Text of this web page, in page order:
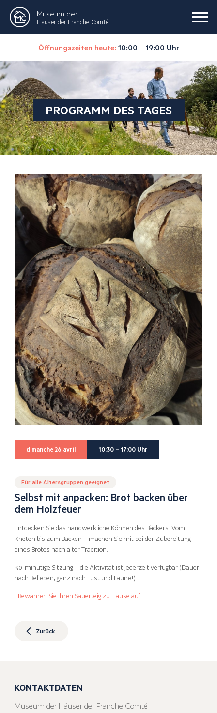
Museum der
Häuser der Franche-Comté
Öffnungszeiten heute: 10:00 – 19:00 Uhr
PROGRAMM DES TAGES
dimanche 26 avril 10:30 – 17:00 Uhr
Für alle Altersgruppen geeignet
Selbst mit anpacken: Brot backen über
dem Holzfeuer
Entdecken Sie das handwerkliche Können des Bäckers: Vom
Kneten bis zum Backen – machen Sie mit bei der Zubereitung
eines Brotes nach alter Tradition.
30-minütige Sitzung – die Aktivität ist jederzeit verfügbar (Dauer
nach Belieben, ganz nach Lust und Laune!)
FBewahren Sie Ihren Sauerteig zu Hause auf
Zurück
KONTAKTDATEN
Museum der Häuser der Franche-Comté